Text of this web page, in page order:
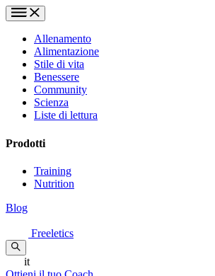
Allenamento
Alimentazione
Stile di vita
Benessere
Community
Scienza
Liste di lettura
Prodotti
Training
Nutrition
Blog
Freeletics
it